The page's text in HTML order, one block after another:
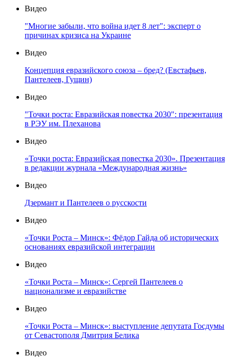
Видео
"Многие забыли, что война идет 8 лет": эксперт о
причинах кризиса на Украине
Видео
Концепция евразийского союза – бред? (Евстафьев,
Пантелеев, Гущин)
Видео
"Точки роста: Евразийская повестка 2030": презентация
в РЭУ им. Плеханова
Видео
«Точки роста: Евразийская повестка 2030». Презентация
в редакции журнала «Международная жизнь»
Видео
Дзермант и Пантелеев о русскости
Видео
«Точки Роста – Минск»: Фёдор Гайда об исторических
основаниях евразийской интеграции
Видео
«Точки Роста – Минск»: Сергей Пантелеев о
национализме и евразийстве
Видео
«Точки Роста – Минск»: выступление депутата Госдумы
от Севастополя Дмитрия Белика
Видео